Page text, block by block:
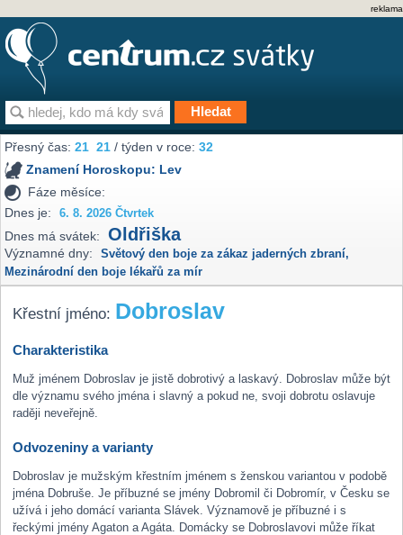
reklama
Přesný čas:21 21 / týden v roce:32
Znamení Horoskopu: Lev
Fáze měsíce:
Dnes je:
6. 8. 2026 Čtvrtek
Dnes má svátek: Oldřiška
Významné dny: Světový den boje za zákaz jaderných zbraní,
Mezinárodní den boje lékařů za mír
Křestní jméno: Dobroslav
Charakteristika
Muž jménem Dobroslav je jistě dobrotivý a laskavý. Dobroslav může být
dle významu svého jména i slavný a pokud ne, svoji dobrotu oslavuje
raději neveřejně.
Odvozeniny a varianty
Dobroslav je mužským křestním jménem s ženskou variantou v podobě
jména Dobruše. Je příbuzné se jmény Dobromil či Dobromír, v Česku se
užívá i jeho domácí varianta Slávek. Významově je příbuzné i s
řeckými jmény Agaton a Agáta. Domácky se Dobroslavovi může říkat